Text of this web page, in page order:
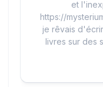
et
https://
je rêvais
livres sur des